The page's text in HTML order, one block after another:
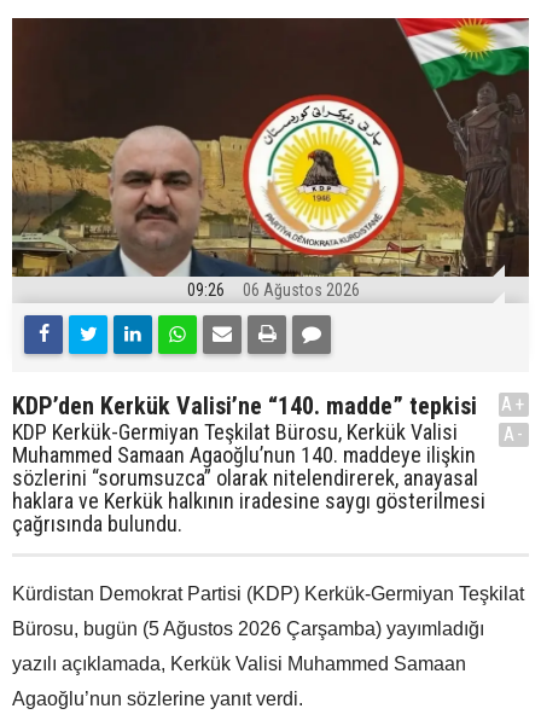
09:26 06 Ağustos 2026
KDP’den Kerkük Valisi’ne “140. madde” tepkisi
KDP Kerkük-Germiyan Teşkilat Bürosu, Kerkük Valisi
Muhammed Samaan Agaoğlu’nun 140. maddeye ilişkin
sözlerini “sorumsuzca” olarak nitelendirerek, anayasal
haklara ve Kerkük halkının iradesine saygı gösterilmesi
çağrısında bulundu.
A+
A-
Kürdistan Demokrat Partisi (KDP) Kerkük-Germiyan Teşkilat
Bürosu, bugün (5 Ağustos 2026 Çarşamba) yayımladığı
yazılı açıklamada, Kerkük Valisi Muhammed Samaan
Agaoğlu’nun sözlerine yanıt verdi.